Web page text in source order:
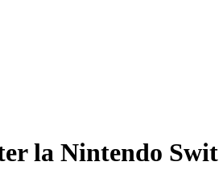
la Nintendo